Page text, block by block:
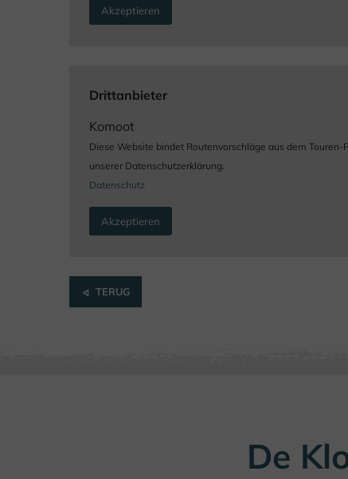
Akzeptieren
Drittanbieter
Komoot
Diese Website bindet Routenvorschläge aus dem
unserer Datenschutzerklärung.
Datenschutz
Akzeptieren
TERUG
De